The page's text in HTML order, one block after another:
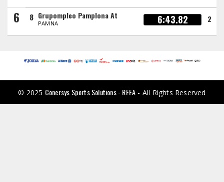
6 8 Grupompleo Pamplona At
PAMNA 6:43.82 2
© 2025 Conersys Sports Solutions - RFEA - All Rights Reserved